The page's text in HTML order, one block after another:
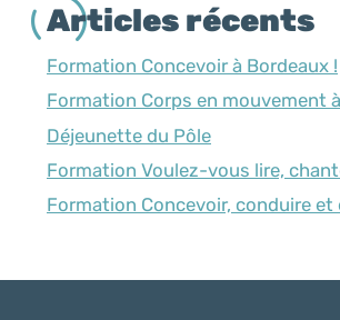
Articles récents
Formation Concevoir à Bordeaux !
Formation Corps en mouvement
Déjeunette du Pôle
Formation Voulez-vous lire,
Formation Concevoir, conduire